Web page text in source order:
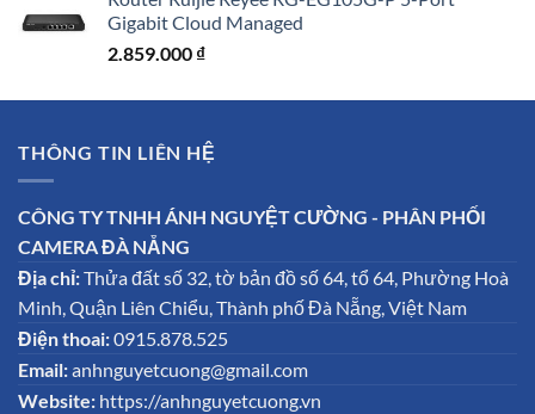
Gigabit Cloud Managed
2.859.000 ₫
THÔNG TIN LIÊN HỆ
CÔNG TY TNHH ÁNH NGUYỆT CƯỜNG - PHÂN PHỐI
CAMERA ĐÀ NẴNG
Địa chỉ:Thửa đất số 32, tờ bản đồ số 64, tổ 64, Phường Hoà
Minh, Quận Liên Chiểu, Thành phố Đà Nẵng, Việt Nam
Điện thoai:0915.878.525
Email:anhnguyetcuong@gmail.com
Website: https://anhnguyetcuong.vn